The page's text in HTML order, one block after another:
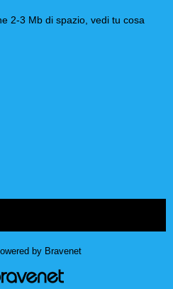
2-3 Mb di spazio, vedi tu cosa
by Bravenet